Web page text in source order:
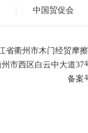
中国贸促会
省衢州市木门经贸摩
市西区白云中大道37
备案